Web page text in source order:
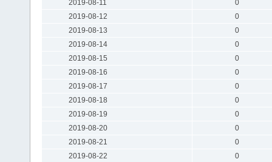
2019-08-11
0
2019-08-12
0
2019-08-13
0
2019-08-14
0
2019-08-15
0
2019-08-16
0
2019-08-17
0
2019-08-18
0
2019-08-19
0
2019-08-20
0
2019-08-21
0
2019-08-22
0